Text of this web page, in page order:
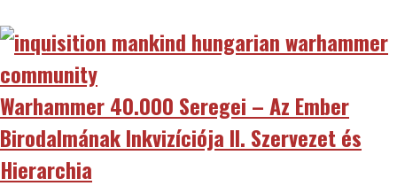
Warhammer 40.000 Seregei – Az Ember
Birodalmának Inkvizíciója II. Szervezet és
Hierarchia